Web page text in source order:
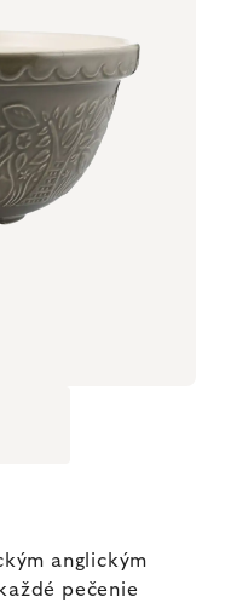
anglickým
pečenie